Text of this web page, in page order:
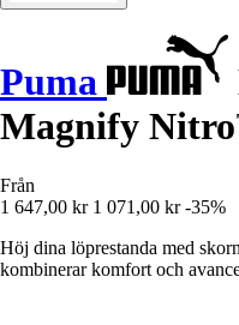
Puma
Magnify
Från
1 647,00 kr 1 071,00 kr -35%
Höj dina löprestanda med
kombinerar komfort och